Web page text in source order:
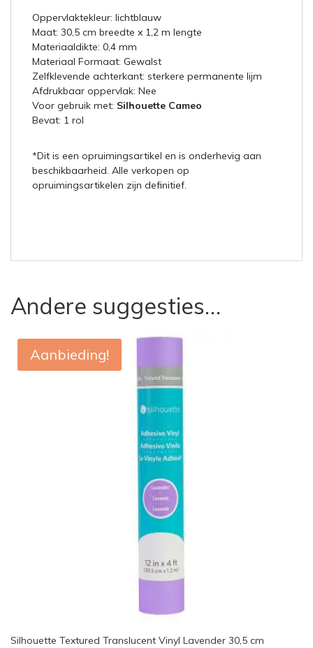
Oppervlaktekleur: lichtblauw
Maat: 30,5 cm breedte x 1,2 m lengte
Materiaaldikte: 0,4 mm
Materiaal Formaat: Gewalst
Zelfklevende achterkant: sterkere permanente lijm
Afdrukbaar oppervlak: Nee
Voor gebruik met: Silhouette Cameo
Bevat: 1 rol
*Dit is een opruimingsartikel en is onderhevig aan
beschikbaarheid. Alle verkopen op
opruimingsartikelen zijn definitief.
Andere suggesties…
Aanbieding!
Silhouette Textured Translucent Vinyl Lavender 30,5 cm